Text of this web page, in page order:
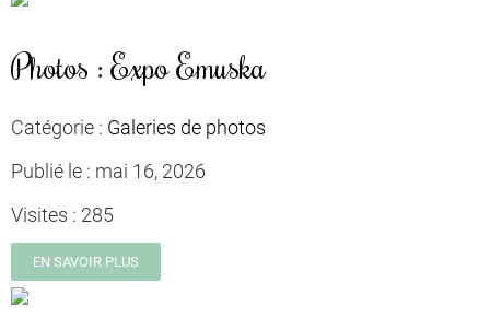
Photos : Expo Emuska
Catégorie : Galeries de photos
Publié le : mai 16, 2026
Visites : 285
EN SAVOIR PLUS